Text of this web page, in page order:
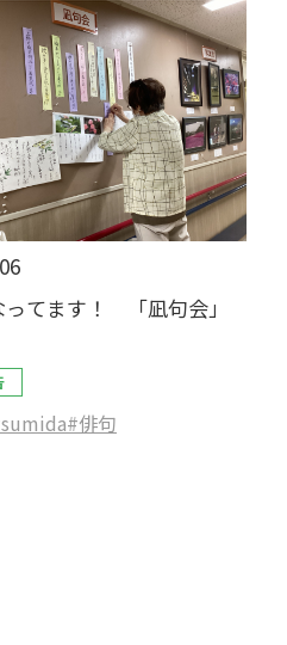
てます！ 「凪句会」
#俳句